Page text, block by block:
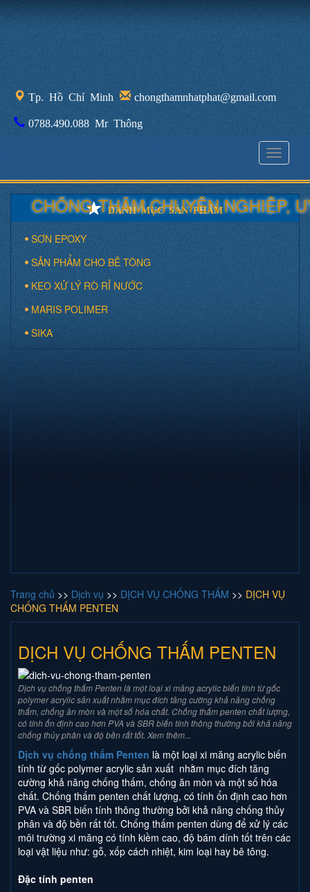
Tp. Hồ Chí Minh
chongthamnhatphat@gmail.com
0788.490.088 Mr Thông
Toggle
CHỐNG THẤM CHUYÊN NGHIỆP,
DANH MỤC SẢN PHẨM
SƠN EPOXY
SẢN PHẨM CHO BÊ TÔNG
KEO XỬ LÝ RÒ RỈ NƯỚC
MARIS POLIMER
SIKA
Trang chủ >> Dịch vụ >> DỊCH VỤ CHỐNG THẤM >> DỊCH VỤ
CHỐNG THẤM PENTEN
DỊCH VỤ CHỐNG THẤM PENTEN
Dịch vụ chống thấm Penten là một loại xi măng acrylic biến tính từ gốc
polymer acrylic sản xuất nhằm mục đích tăng cường khả năng chống
thấm, chống ăn mòn và một số hóa chất. Chống thấm penten chất lượng,
có tính ổn định cao hơn PVA và SBR biến tính thông thường bởi khả năng
chống thủy phân và độ bền rất tốt. Xem thêm...
Dịch vụ chống thấm Penten là một loại xi măng acrylic biến
tính từ gốc polymer acrylic sản xuất nhằm mục đích tăng
cường khả năng chống thấm, chống ăn mòn và một số hóa
chất. Chống thấm penten chất lượng, có tính ổn định cao hơn
PVA và SBR biến tính thông thường bởi khả năng chống thủy
phân và độ bền rất tốt. Chống thấm penten dùng để xử lý các
môi trường xi măng có tính kiềm cao, độ bám dính tốt trên các
loại vật liệu như: gỗ, xốp cách nhiệt, kim loại hay bê tông.
Đặc tính penten